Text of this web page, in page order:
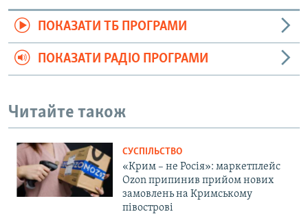
ПОКАЗАТИ ТБ ПРОГРАМИ
ПОКАЗАТИ РАДІО ПРОГРАМИ
Читайте також
СУСПІЛЬСТВО
«Крим – не Росія»: маркетплейс
Ozon припинив прийом нових
замовлень на Кримському
півострові